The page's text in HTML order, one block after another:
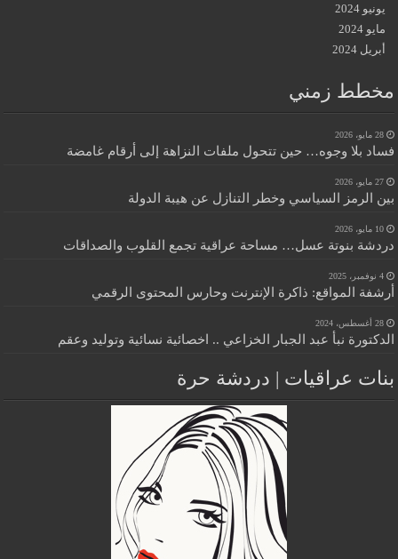
يونيو 2024
مايو 2024
أبريل 2024
مخطط زمني
28 مايو، 2026
فساد بلا وجوه… حين تتحول ملفات النزاهة إلى أرقام غامضة
27 مايو، 2026
بين الرمز السياسي وخطر التنازل عن هيبة الدولة
10 مايو، 2026
دردشة بنوتة عسل… مساحة عراقية تجمع القلوب والصداقات
4 نوفمبر، 2025
أرشفة المواقع: ذاكرة الإنترنت وحارس المحتوى الرقمي
28 أغسطس، 2024
الدكتورة نبأ عبد الجبار الخزاعي .. اخصائية نسائية وتوليد وعقم
بنات عراقيات | دردشة حرة